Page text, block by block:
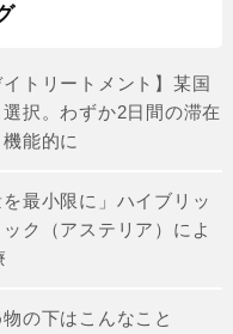
イトリートメント】某国
択。わずか2日間の滞在
能的に
を最小限に」ハイブリッ
ック（アステリア）によ
の下はこんなこと